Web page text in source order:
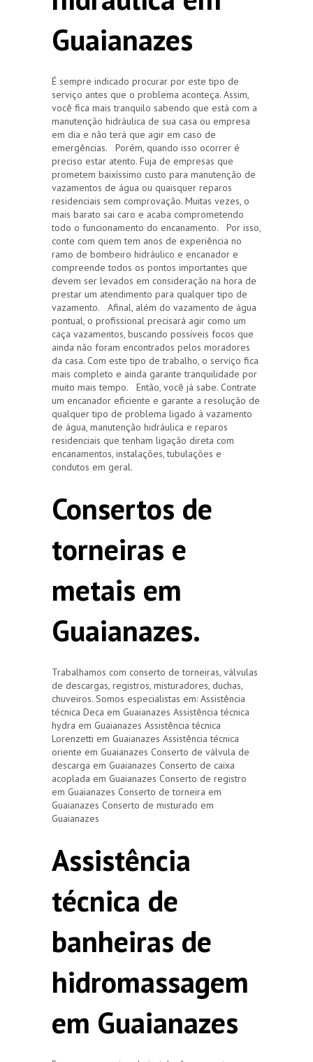
Guaianazes
É sempre indicado procurar por este tipo de
serviço antes que o problema aconteça. Assim,
você fica mais tranquilo sabendo que está com a
manutenção hidráulica de sua casa ou empresa
em dia e não terá que agir em caso de
emergências. Porém, quando isso ocorrer é
preciso estar atento. Fuja de empresas que
prometem baixíssimo custo para manutenção de
vazamentos de água ou quaisquer reparos
residenciais sem comprovação. Muitas vezes, o
mais barato sai caro e acaba comprometendo
todo o funcionamento do encanamento. Por isso,
conte com quem tem anos de experiência no
ramo de bombeiro hidráulico e encanador e
compreende todos os pontos importantes que
devem ser levados em consideração na hora de
prestar um atendimento para qualquer tipo de
vazamento. Afinal, além do vazamento de água
pontual, o profissional precisará agir como um
caça vazamentos, buscando possíveis focos que
ainda não foram encontrados pelos moradores
da casa. Com este tipo de trabalho, o serviço fica
mais completo e ainda garante tranquilidade por
muito mais tempo. Então, você já sabe. Contrate
um encanador eficiente e garante a resolução de
qualquer tipo de problema ligado à vazamento
de água, manutenção hidráulica e reparos
residenciais que tenham ligação direta com
encanamentos, instalações, tubulações e
condutos em geral.
Consertos de
torneiras e
metais em
Guaianazes.
Trabalhamos com conserto de torneiras, válvulas
de descargas, registros, misturadores, duchas,
chuveiros. Somos especialistas em: Assistência
técnica Deca em Guaianazes Assistência técnica
hydra em Guaianazes Assistência técnica
Lorenzetti em Guaianazes Assistência técnica
oriente em Guaianazes Conserto de válvula de
descarga em Guaianazes Conserto de caixa
acoplada em Guaianazes Conserto de registro
em Guaianazes Conserto de torneira em
Guaianazes Conserto de misturado em
Guaianazes
Assistência
técnica de
banheiras de
hidromassagem
em Guaianazes